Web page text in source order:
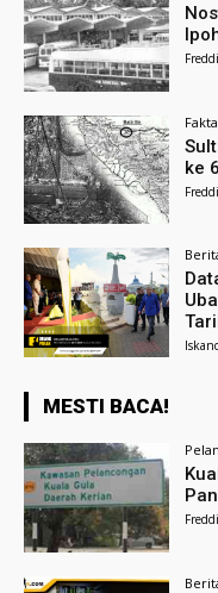
Fakta
ke
MESTI BACA!